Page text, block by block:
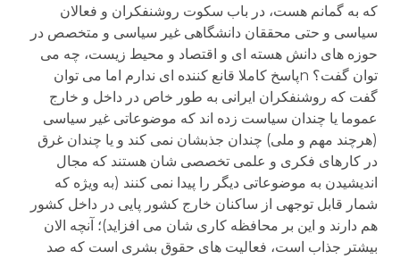
که به گمانم هست، در باب سکوت روشنفکران و فعالان
سیاسی و حتی محققان دانشگاهی غیر سیاسی و متخصص در
حوزه های دانش هسته ای و اقتصاد و محیط زیست، چه می
توان گفت؟ nپاسخ کاملا قانع کننده ای ندارم اما می توان
گفت که روشنفکران ایرانی به طور خاص در داخل و خارج
عموما یا چندان سیاست زده اند که موضوعاتی غیر سیاسی
(هرچند مهم و ملی) چندان جذبشان نمی کند و یا چندان غرق
در کارهای فکری و علمی تخصصی شان هستند که مجال
اندیشیدن به موضوعاتی دیگر را پیدا نمی کنند (به ویژه که
شمار قابل توجهی از ساکنان خارج کشور پایی در داخل کشور
هم دارند و این بر محافظه کاری شان می افزاید)؛ آنچه الان
بیشتر جذاب است، فعالیت های حقوق بشری است که صد